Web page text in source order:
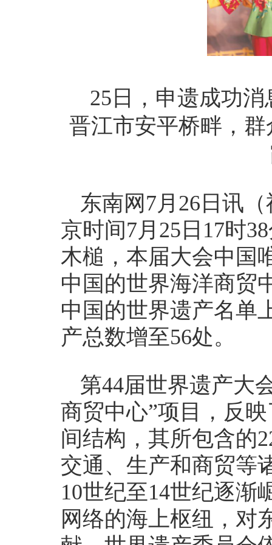
25日，申遗成功
晋江市安平桥畔，
东南网7月26日讯
京时间7月25日17时
木槌，本届大会中
中国的世界海洋商贸
中国的世界遗产名单
产总数增至56处。
第44届世界遗产大
商贸中心”项目，反
间结构，其所包含的
交通、生产和商贸等
10世纪至14世纪逐渐
网络的海上枢纽，对